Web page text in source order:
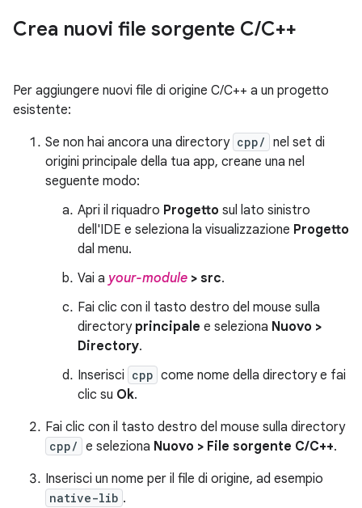
Crea nuovi file sorgente C/C++
Per aggiungere nuovi file di origine C/C++ a un progetto
esistente:
Se non hai ancora una directory cpp/ nel set di
origini principale della tua app, creane una nel
seguente modo:
Apri il riquadro Progetto sul lato sinistro
dell'IDE e seleziona la visualizzazione Progetto
dal menu.
Vai a your-module > src.
Fai clic con il tasto destro del mouse sulla
directory principale e seleziona Nuovo >
Directory.
Inserisci cpp come nome della directory e fai
clic su Ok.
Fai clic con il tasto destro del mouse sulla directory
cpp/ e seleziona Nuovo > File sorgente C/C++.
Inserisci un nome per il file di origine, ad esempio
native-lib .